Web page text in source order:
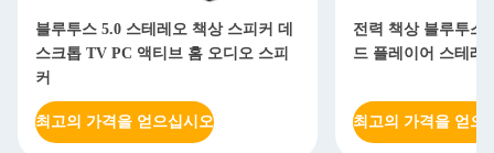
블루투스 5.0 스테레오 책상 스피커 데
스크톱 TV PC 액티브 홈 오디오 스피
커
최고의 가격을 얻으십시오
전력 책상 블루투스
드 플레이어 스테레
최고의 가격을 얻으